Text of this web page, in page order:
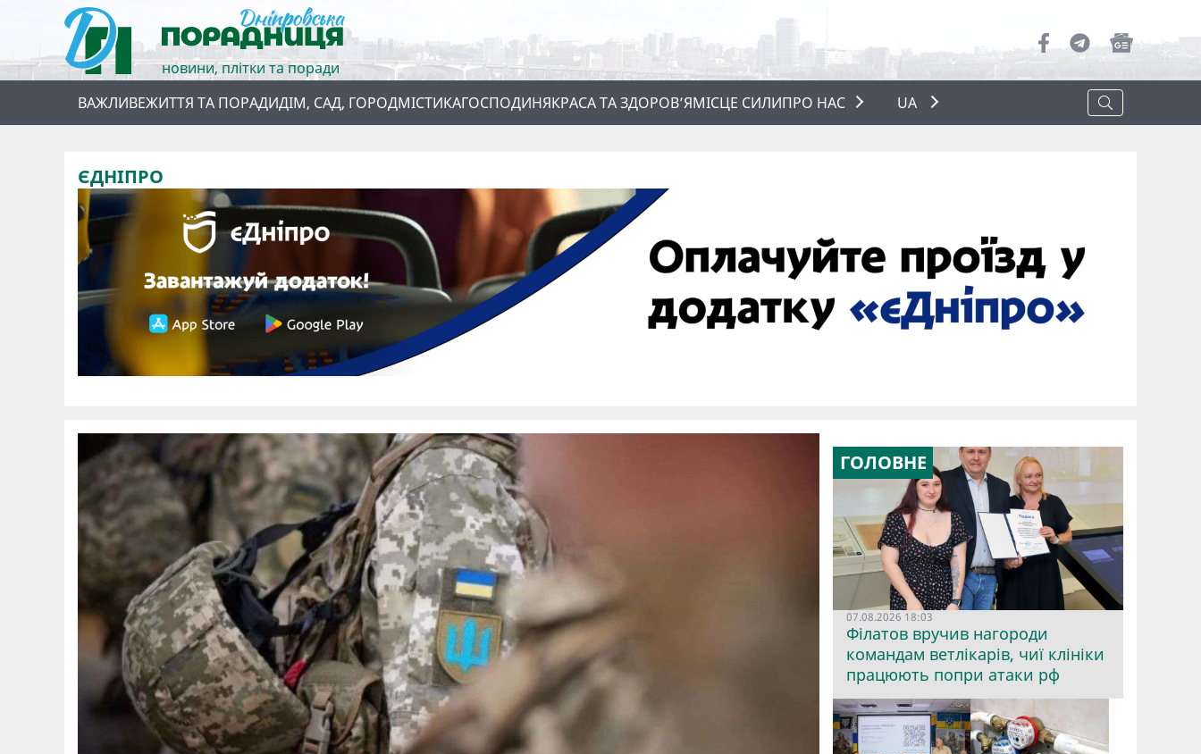
новини, плітки та поради
ВАЖЛИВЕЖИТТЯ ТА ПОРАДИДІМ, САД, ГОРОДМІСТИКАГОСПОДИНЯКРАСА ТА ЗДОРОВ’ЯМІСЦЕ СИЛИПРО НАС
ПРО НАС
UA
ЄДНІПРО
ГОЛОВНЕ
07.08.2026 18:03
Філатов вручив нагороди
командам ветлікарів, чиї клініки
працюють попри атаки рф